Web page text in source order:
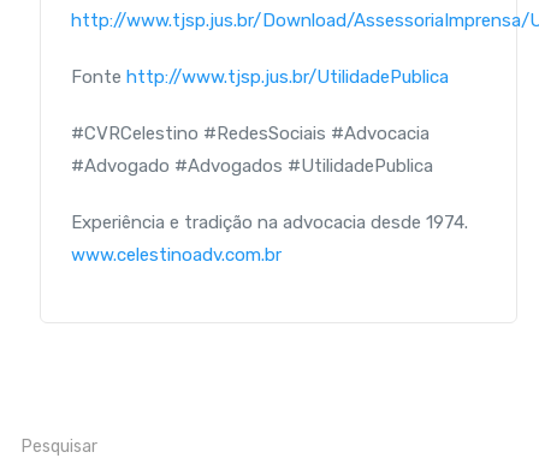
http://www.tjsp.jus.br/Download/AssessoriaImprensa/
Fonte http://www.tjsp.jus.br/UtilidadePublica
#CVRCelestino #RedesSociais #Advocacia
#Advogado #Advogados #UtilidadePublica
Experiência e tradição na advocacia desde 1974.
www.celestinoadv.com.br
Pesquisar